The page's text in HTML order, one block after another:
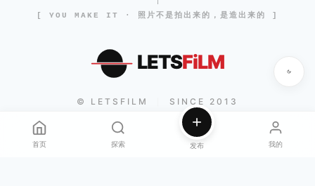
[ YOU MAKE IT · 照片不是拍出来的，是造出来的 ]
LETSFiLM
© LETSFILM SINCE 2013
首页 探索 发布 我的